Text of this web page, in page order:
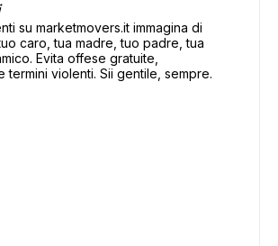
su marketmovers.it immagina di
caro, tua madre, tuo padre, tua
Evita offese gratuite,
termini violenti. Sii gentile, sempre.